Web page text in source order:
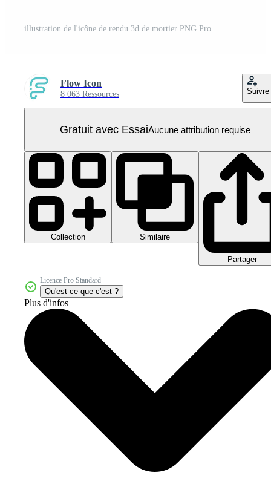
illustration de l'icône de rendu 3d de mortier PNG Pro
Flow Icon
8 063 Ressources Suivre
Gratuit avec EssaiAucune attribution requise
Collection Similaire
Partager
Licence Pro Standard
Qu'est-ce que c'est ?
Plus d'infos